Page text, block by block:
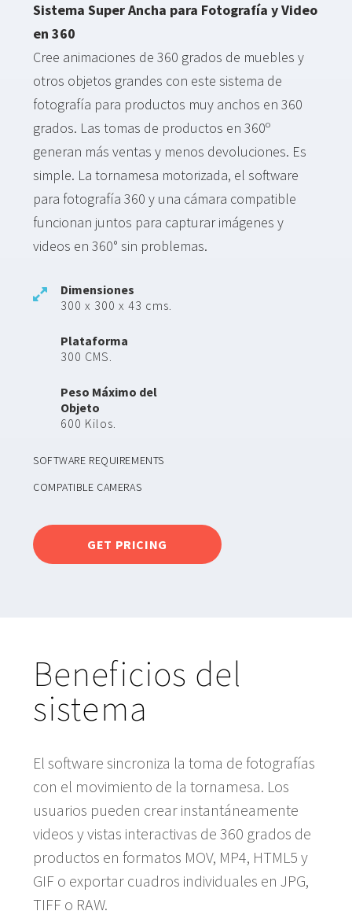
Sistema Super Ancha para Fotografía y Video
en 360
Cree animaciones de 360 grados de muebles y
otros objetos grandes con este sistema de
fotografía para productos muy anchos en 360
grados. Las tomas de productos en 360º
generan más ventas y menos devoluciones. Es
simple. La tornamesa motorizada, el software
para fotografía 360 y una cámara compatible
funcionan juntos para capturar imágenes y
videos en 360° sin problemas.
Dimensiones
300 x 300 x 43 cms.
Plataforma
300 CMS.
Peso Máximo del
Objeto
600 Kilos.
SOFTWARE REQUIREMENTS
COMPATIBLE CAMERAS
GET PRICING
Beneficios del
sistema
El software sincroniza la toma de fotografías
con el movimiento de la tornamesa. Los
usuarios pueden crear instantáneamente
videos y vistas interactivas de 360 grados de
productos en formatos MOV, MP4, HTML5 y
GIF o exportar cuadros individuales en JPG,
TIFF o RAW.